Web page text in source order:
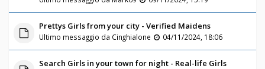
Prettys Girls from your city - Verified Maidens
Ultimo messaggio da Cinghialone 04/11/2024, 18:06
Search Girls in your town for night - Real-life Girls